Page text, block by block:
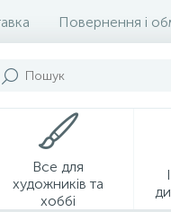
Повернення і
Все для
художників та
хоббі